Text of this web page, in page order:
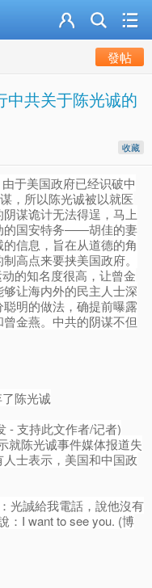
發帖
中共关于陈光诚的
收藏
于美国政府已经识破中
，所以陈光诚被以就医
谋诡计无法得逞，马上
的国安特务――胡佳的妻
信息，旨在从道德的角
高点来要挟美国政府。
的知名度很高，让曾金
让海内外的民主人士深
明的做法，确提前曝露
金燕。中共的阴谋不但
陈光诚
支持此文作者/记者)
陈光诚事件媒体报道失
士表示，美国和中国政
誠給我電話，說他沒有
：I want to see you. (博